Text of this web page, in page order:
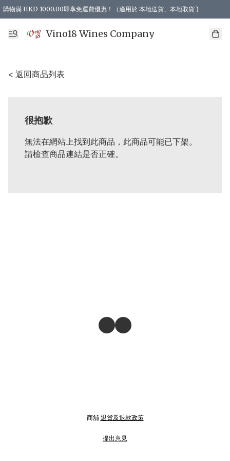
購物滿 HKD 1000.00即享免運費優惠！（適用於 本地送貨、本地取貨 )
Vino18 Wines Company
< 返回商品列表
很抱歉
無法在網站上找到此商品，此商品可能已下架。
請檢查商品連結是否正確。
商舖 退貨及退款政策
提出意見